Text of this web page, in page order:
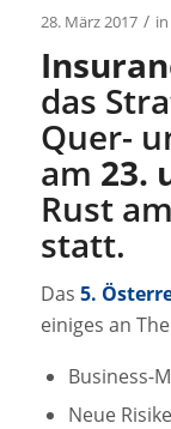
28. März 2017 / in
das
Quer-
am 23.
Rust
statt.
Das 5.
einiges an
Business-
Neue